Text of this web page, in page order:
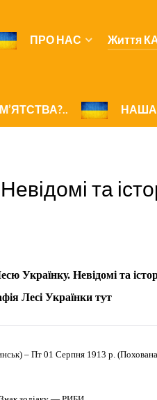
ПРО НАС Життя
НАША
та
Українку. Невідомі та
Лесі Українки тут
– Пт 01 Серпня 1913 р. (Похована